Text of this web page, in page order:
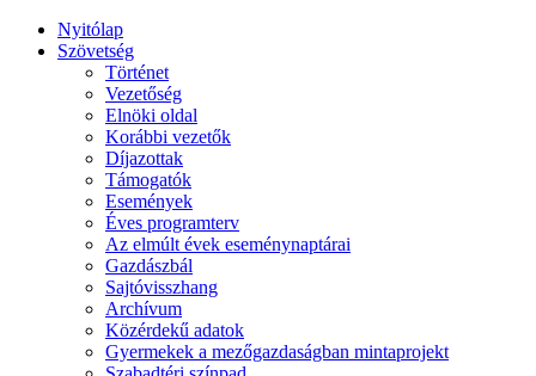
Nyitólap
Szövetség
Történet
Vezetőség
Elnöki oldal
Korábbi vezetők
Díjazottak
Támogatók
Események
Éves programterv
Az elmúlt évek eseménynaptárai
Gazdászbál
Sajtóvisszhang
Archívum
Közérdekű adatok
Gyermekek a mezőgazdaságban mintaprojekt